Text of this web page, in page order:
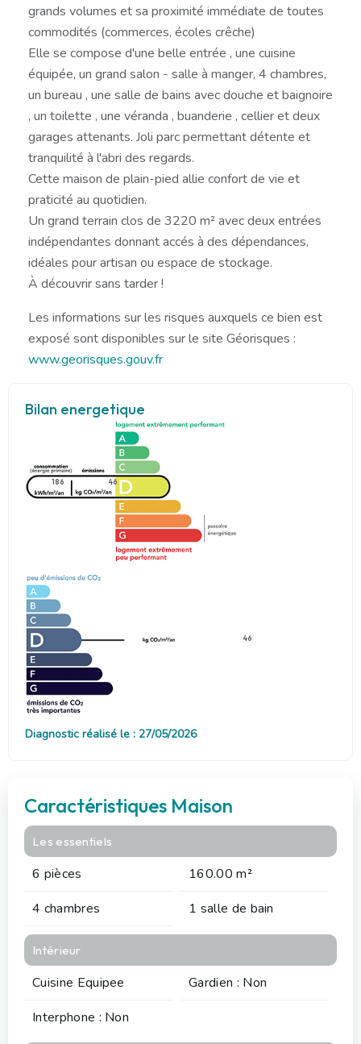
grands volumes et sa proximité immédiate de toutes
commodités (commerces, écoles crêche)
Elle se compose d'une belle entrée , une cuisine
équipée, un grand salon - salle à manger, 4 chambres,
un bureau , une salle de bains avec douche et baignoire
, un toilette , une véranda , buanderie , cellier et deux
garages attenants. Joli parc permettant détente et
tranquilité à l'abri des regards.
Cette maison de plain-pied allie confort de vie et
praticité au quotidien.
Un grand terrain clos de 3220 m² avec deux entrées
indépendantes donnant accés à des dépendances,
idéales pour artisan ou espace de stockage.
À découvrir sans tarder !
Les informations sur les risques auxquels ce bien est
exposé sont disponibles sur le site Géorisques :
www.georisques.gouv.fr
Bilan energetique
186 46
46
Diagnostic réalisé le : 27/05/2026
Caractéristiques Maison
Les essentiels
6 pièces
160.00 m²
4 chambres
1 salle de bain
Intérieur
Cuisine Equipee
Gardien : Non
Interphone : Non